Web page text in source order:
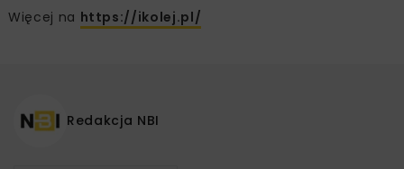
Więcej na https://ikolej.pl/
Redakcja NBI